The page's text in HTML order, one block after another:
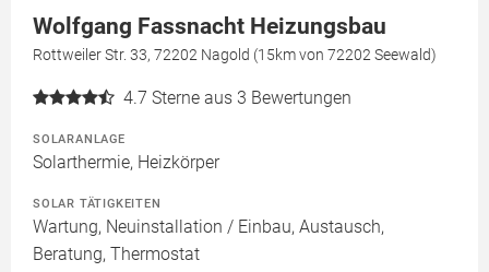
Wolfgang Fassnacht Heizungsbau
Rottweiler Str. 33, 72202 Nagold (15km von 72202 Seewald)
4.7 Sterne aus 3 Bewertungen
SOLARANLAGE
Solarthermie, Heizkörper
SOLAR TÄTIGKEITEN
Wartung, Neuinstallation / Einbau, Austausch,
Beratung, Thermostat